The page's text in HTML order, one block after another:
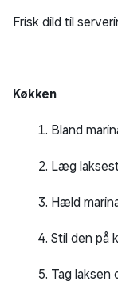
Frisk dild til
Køkken
Bland
Læg
Hæld
Stil den på
Tag laksen